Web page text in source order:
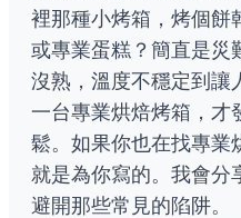
裡那種小烤箱，烤個餅
或專業蛋糕？簡直是災
沒熟，溫度不穩定到讓
一台專業烘焙烤箱，才
鬆。如果你也在找專業
就是為你寫的。我會分
避開那些常見的陷阱。